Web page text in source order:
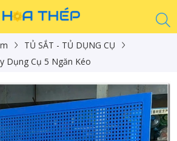
TỦ SẮT - TỦ DỤNG CỤ
Dụng Cụ 5 Ngăn Kéo